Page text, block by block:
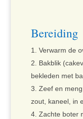
Bereiding
Verwarm de
Bakblik
bekleden met
Zeef en
zout, kaneel, in
Zachte boter